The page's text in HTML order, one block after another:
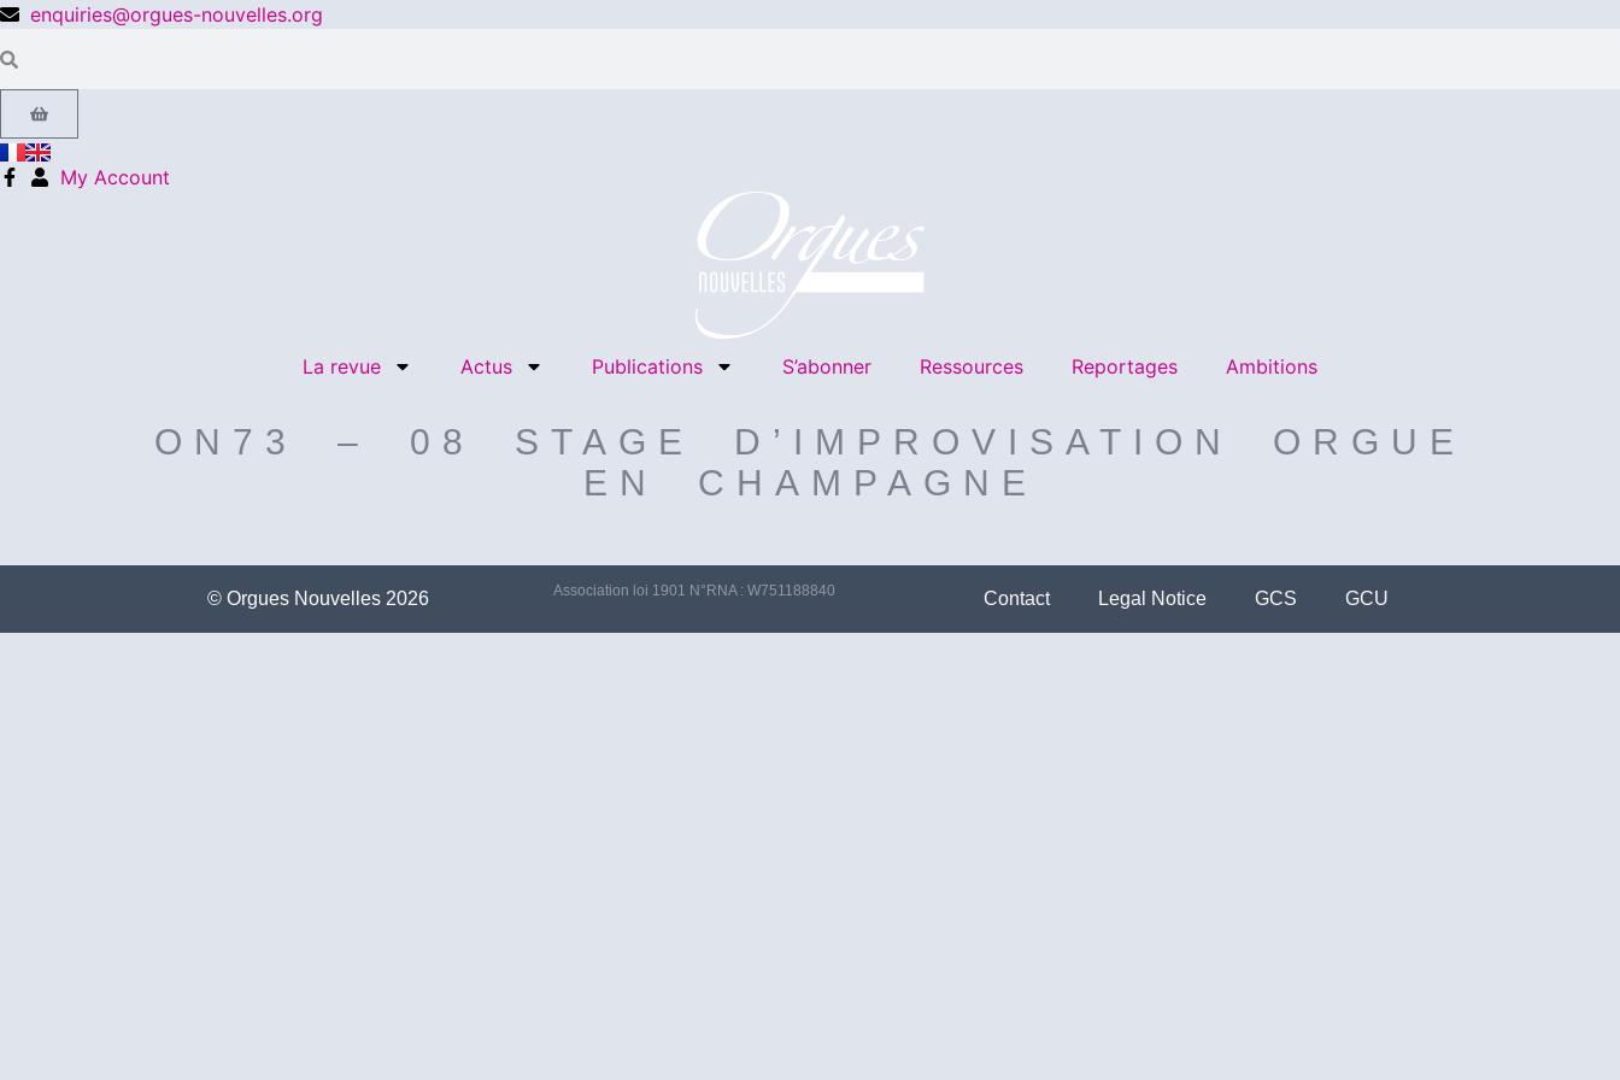
enquiries@orgues-nouvelles.org
My Account
La revue Actus Publications S’abonner Ressources Reportages Ambitions
ON73 – 08 STAGE D’IMPROVISATION ORGUE
EN CHAMPAGNE
©️ Orgues Nouvelles 2026 Association loi 1901 N°RNA : W751188840 Contact Legal Notice GCS GCU